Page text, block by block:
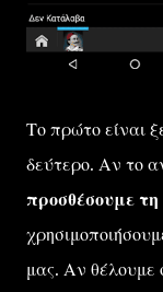
Το πρώτο είναι
δεύτερο. Αν το
προσθέσουμε
μας. Αν θέλουμε